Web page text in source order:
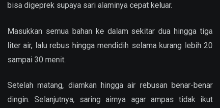
bisa digeprek supaya sari alaminya cepat keluar.
Masukkan semua bahan ke dalam sekitar dua hingga tiga
liter air, lalu rebus hingga mendidih selama kurang lebih 20
sampai 30 menit.
Setelah matang, diamkan hingga air rebusan benar-benar
dingin. Selanjutnya, saring airnya agar ampas tidak ikut